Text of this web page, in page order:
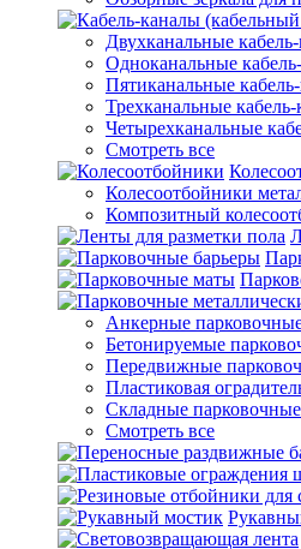
Двухканальные
Одноканальные
Пятиканальные
Трехканальные
Четырехканальные
Смотреть все
Колесоотбойники
Композитный
Анкерные
Бетонируемые
Передвижные
Пластиковая
Складные
Смотреть все